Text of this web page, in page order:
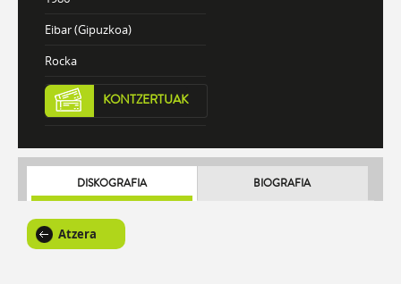
Eibar (Gipuzkoa)
Rocka
KONTZERTUAK
DISKOGRAFIA BIOGRAFIA
Atzera